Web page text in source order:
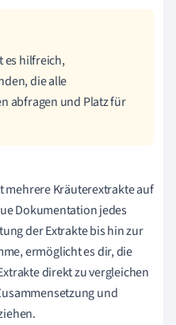
es hilfreich,
die alle
abfragen und Platz für
mehrere Kräuterextrakte auf
Dokumentation jedes
der Extrakte bis hin zur
ermöglicht es dir, die
direkt zu vergleichen
und